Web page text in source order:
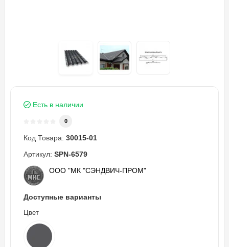
Есть в наличии
0
Код Товара: 30015-01
Артикул: SPN-6579
ООО "МК "СЭНДВИЧ-ПРОМ"
Доступные варианты
Цвет